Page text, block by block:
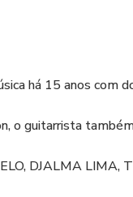
há 15 anos com
o guitarrista
DJALMA LIMA,